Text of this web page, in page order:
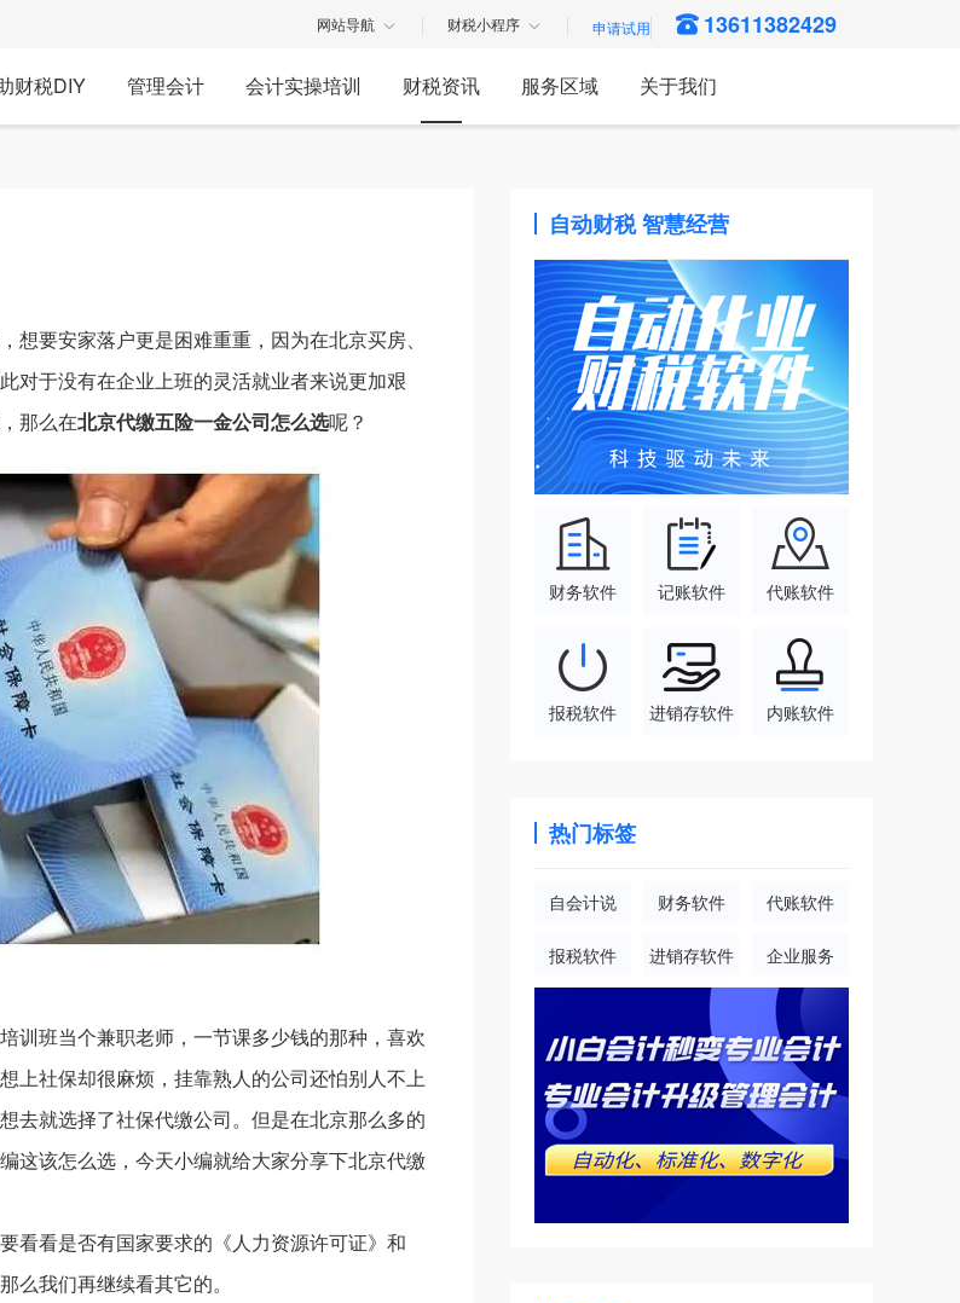
网站导航 财税小程序 13611382429
财税DIY 管理会计 会计实操培训 财税资讯 服务区域 关于我们
要安家落户更是困难重重，因为在北京买房、
对于没有在企业上班的灵活就业者来说更加艰
那么在北京代缴五险一金公司怎么选呢？
训班当个兼职老师，一节课多少钱的那种，喜欢
上社保却很麻烦，挂靠熟人的公司还怕别人不上
去就选择了社保代缴公司。但是在北京那么多的
这该怎么选，今天小编就给大家分享下北京代缴
看看是否有国家要求的《人力资源许可证》和
么我们再继续看其它的。
自动财税 智慧经营
财务软件 记账软件 代账软件
报税软件 进销存软件 内账软件
热门标签
自会计说 财务软件 代账软件
报税软件 进销存软件 企业服务